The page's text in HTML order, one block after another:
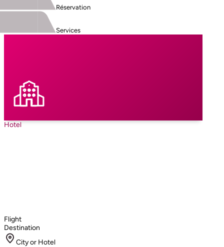
Réservation
Services
Hotel
Flight
Destination
City or Hotel